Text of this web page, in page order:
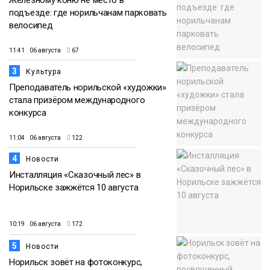
подъезде: где норильчанам парковать
велосипед
11:41 06 августа 67
3 Культура
Преподаватель норильской «художки»
стала призёром международного
конкурса
11:04 06 августа 122
4 Новости
Инсталляция «Сказочный лес» в
Норильске зажжётся 10 августа
10:19 06 августа 172
5 Новости
Норильск зовёт на фотоконкурс,